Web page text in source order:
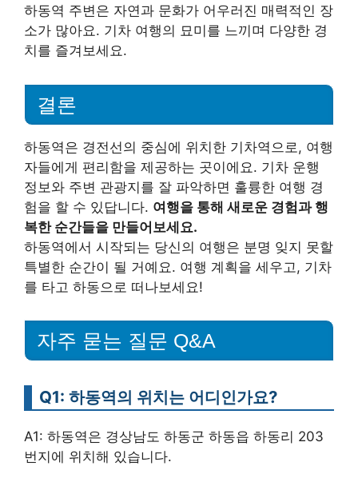
하동역 주변은 자연과 문화가 어우러진 매력적인 장
소가 많아요. 기차 여행의 묘미를 느끼며 다양한 경
치를 즐겨보세요.
결론
하동역은 경전선의 중심에 위치한 기차역으로, 여행
자들에게 편리함을 제공하는 곳이에요. 기차 운행
정보와 주변 관광지를 잘 파악하면 훌륭한 여행 경
험을 할 수 있답니다. 여행을 통해 새로운 경험과 행
복한 순간들을 만들어보세요.
하동역에서 시작되는 당신의 여행은 분명 잊지 못할
특별한 순간이 될 거예요. 여행 계획을 세우고, 기차
를 타고 하동으로 떠나보세요!
자주 묻는 질문 Q&A
Q1: 하동역의 위치는 어디인가요?
A1: 하동역은 경상남도 하동군 하동읍 하동리 203
번지에 위치해 있습니다.